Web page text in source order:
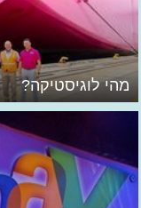
מהי לוגיסטיקה?